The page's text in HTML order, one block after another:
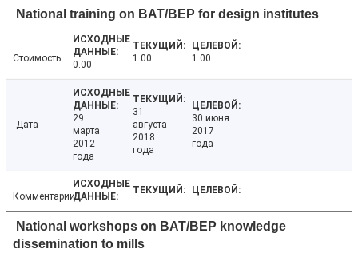
National training on BAT/BEP for design institutes
Стоимость
0.00
1.00 1.00
Дата
29
марта
2012
года
31
августа
2018
года
30 июня
2017
года
Комментарии
National workshops on BAT/BEP knowledge
dissemination to mills